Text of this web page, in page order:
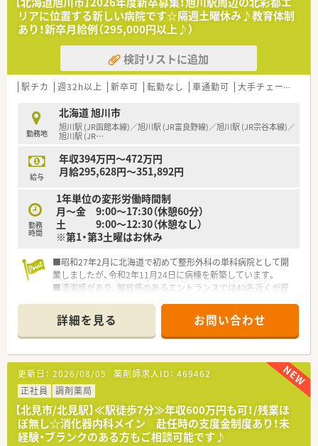
リアに位置する新しい病院です☆隔週土曜休み♪教育体制
あり！新卒月給例（295,000円以上♪）
検討リストに追加
駅チカ 週32h以上 新卒可 転勤なし 車通勤可 大手チェーン以外
勤務地
北海道 旭川市
旭川駅 (JR函館本線)／旭川駅 (JR富良野線)／旭川駅 (JR宗谷本線)／
旭川駅 (JR…
給与
年収394万円～472万円
月給295,628円～351,892円
勤務
時間
1年単位の変形労働時間制
月～金 9:00～17:30（休憩60分）
土 9:00～12:30（休憩なし）
※第1・第3土曜はお休み
■昭和27年2月に北海道で初めて整形外科の単科病院として開
業しましたが、令和2年11月24日に病棟を新築しています。
■清潔感があり、解放感のあるエントランスでは40名近くが座
■旭川駅南口より徒歩３分という好立地です。
■リンパ浮腫外来・禁煙外来・循環器内科・整形外科・脳神経外科・
泌尿器科・眼科・耳鼻咽喉科などの総合科目を扱う急性期病院で
す。
■総病床数:232床（一般病床166床/回復期リハビリテーション
病床58床/特殊疾患病床8床）にて運営しています。
■現在は薬剤師8名、助手3名が在籍しています。
■経験不問！教育体制充実の環境♪
詳細を見る お問い合わせ
更新日： 2026/08/05 薬剤師求人ID： 469462
正社員
調剤薬局
【北見市/北見駅】≪駅徒歩7分≫年収600万円も可！/残業ほ
ぼ無し☆消化器内科メイン 赴任時の支度金制度あり！未
経験・ブランクのある方もご相談可能です♪